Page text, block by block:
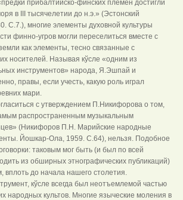
прибалтийско-финских племен достигли
в III тысячелетии до н.э.» (Эстонский
С.7.), многие элементы духовной культуры
финно-угров могли переселиться вместе с
как элементы, тесно связанные с
носителей. Называя кўсле «одним из
инструментов» народа, Я.Эшпай и
правы, если учесть, какую роль играл
мари.
с утверждением П.Никифорова о том,
распространенным музыкальным
(Никифоров П.Н. Марийские народные
Йошкар-Ола, 1959. С.64), нельзя. Подобное
таковым мог быть (и был по всей
из обширных этнографических публикаций)
вплоть до начала нашего столетия.
кўсле всегда был неотъемлемой частью
народных культов. Многие языческие моления в